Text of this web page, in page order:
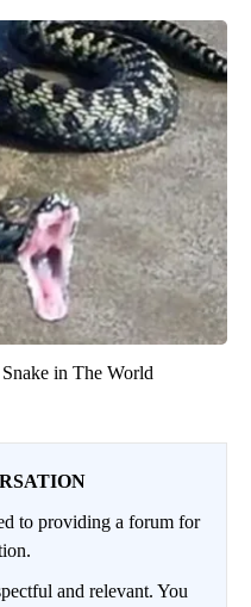
in The World
to providing a forum for
and relevant. You